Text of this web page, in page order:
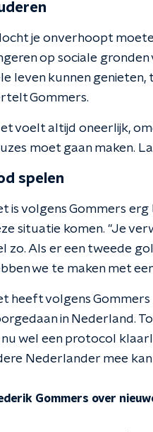
je onverhoopt
op sociale
leven kunnen
Gommers.
voelt altijd oneerlijk,
moet gaan maken.
spelen
is volgens Gommers
situatie komen. "Je
zo. Als er een tweede
we te maken met
heeft volgens
in Nederland.
wel een protocol
Nederlander mee kan
Gommers over